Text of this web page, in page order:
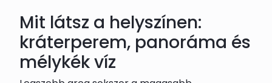
Mit látsz a helyszínen:
kráterperem, panoráma és
mélykék víz